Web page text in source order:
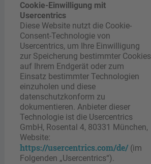
Cookie-Einwilligung mit
Usercentrics
Diese Website nutzt die Cookie-
Consent-Technologie von
Usercentrics, um Ihre Einwilligung
zur Speicherung bestimmter Cookies
auf Ihrem Endgerät oder zum
Einsatz bestimmter Technologien
einzuholen und diese
datenschutzkonform zu
dokumentieren. Anbieter dieser
Technologie ist die Usercentrics
GmbH, Rosental 4, 80331 München,
Website:
https://usercentrics.com/de/(im
Folgenden „Usercentrics“).